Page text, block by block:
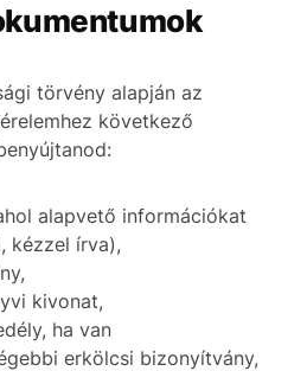
törvény alapján az
következő
alapvető információkat
kézzel írva),
kivonat,
ha van
erkölcsi bizonyítvány,